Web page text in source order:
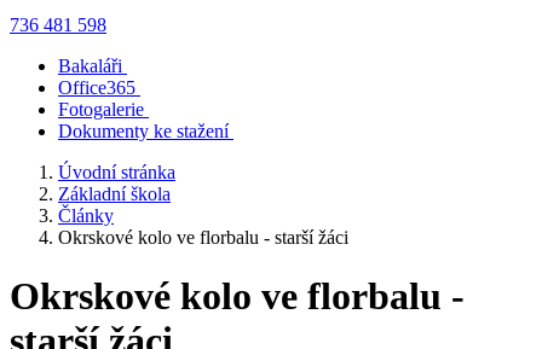
736 481 598
Bakaláři
Office365
Fotogalerie
Dokumenty ke stažení
Úvodní stránka
Základní škola
Články
Okrskové kolo ve florbalu - starší žáci
Okrskové kolo ve florbalu -